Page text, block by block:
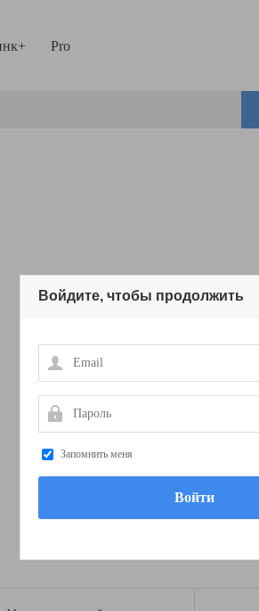
Pro
Войдите, чтобы продолжить
Email
Пароль
Запомнить меня